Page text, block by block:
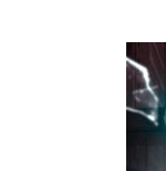
ЛИЦУ